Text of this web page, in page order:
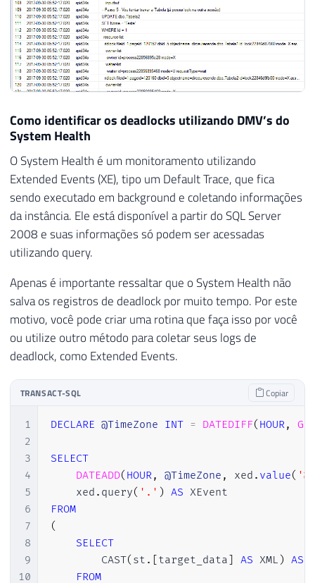
Como identificar os deadlocks utilizando DMV’s do
System Health
O System Health é um monitoramento utilizando
Extended Events (XE), tipo um Default Trace, que fica
sendo executado em background e coletando informações
da instância. Ele está disponível a partir do SQL Server
2008 e suas informações só podem ser acessadas
utilizando query.
Apenas é importante ressaltar que o System Health não
salva os registros de deadlock por muito tempo. Por este
motivo, você pode criar uma rotina que faça isso por você
ou utilize outro método para coletar seus logs de
deadlock, como Extended Events.
TRANSACT-SQL Copiar
1
2
3
4
5
6
7
8
9
10
DECLARE @TimeZone INT = DATEDIFF( HOUR,
SELECT
DATEADD( HOUR, @TimeZone , xed . value(
    xed
. query( '.' ) AS
FROM
(
SELECT
        CAST
( st . [target_data] AS XML ) AS
FROM